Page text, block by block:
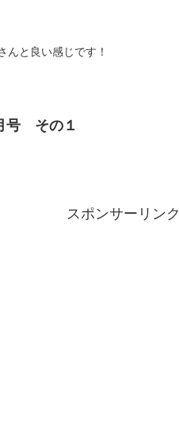
んと良い感じです！
号 その１
スポンサーリンク